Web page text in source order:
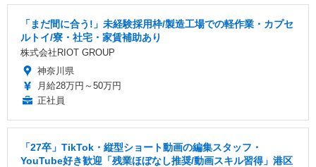
「まだ間に合う!」未経験採用枠/製造工場での軽作業・カプセ
ルトイ/寮・社宅・家賃補助あり
株式会社RIOT GROUP
神奈川県
月給28万円～50万円
正社員
「27卒」TikTok・縦型ショート動画の編集スタッフ・
YouTube好き歓迎「残業ほぼなし推奨/動画スキル習得」港区